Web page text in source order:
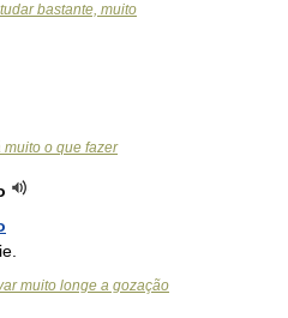
bastante, muito
muito o que fazer
muito longe a gozação